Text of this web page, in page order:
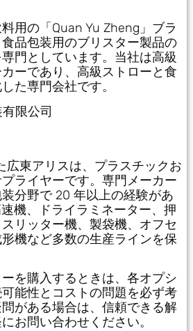
用の「Quan Yu Zheng」ブラ
品包装用のブリスター製品の
門としています。当社は高級
ーであり、高級ストローと食
た専門会社です。
限公司
広東アリスは、プラスチックお
ライヤーです。専門メーカー
分野で 20 年以上の経験があ
機、ドライラミネーター、押
リッター機、製袋機、オフセ
機など多数の生産ラインを保
を購入するときは、各オプシ
能性とコストの問題を必ず考
がある場合は、信頼できる解
お問い合わせください。